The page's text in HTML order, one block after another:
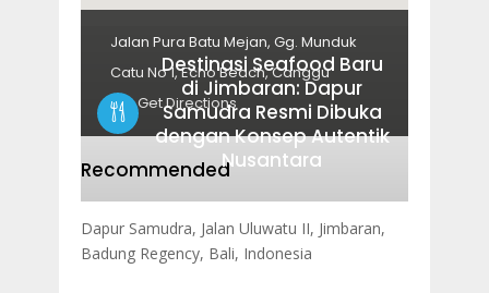
Jalan Pura Batu Mejan, Gg. Munduk
Catu No 1, Echo Beach, Canggu
Get Directions
Recommended
Destinasi Seafood Baru
di Jimbaran: Dapur
Samudra Resmi Dibuka
dengan Konsep Autentik
Nusantara
Dapur Samudra, Jalan Uluwatu II, Jimbaran,
Badung Regency, Bali, Indonesia